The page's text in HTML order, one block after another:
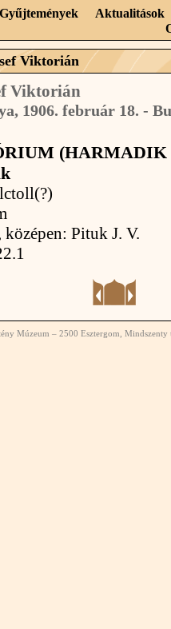
Gyűjtemények
Aktualitások
Viktorián
Viktorián
1906. február 18. -
(HARMADIK
középen: Pituk J. V.
Múzeum – 2500 Esztergom,